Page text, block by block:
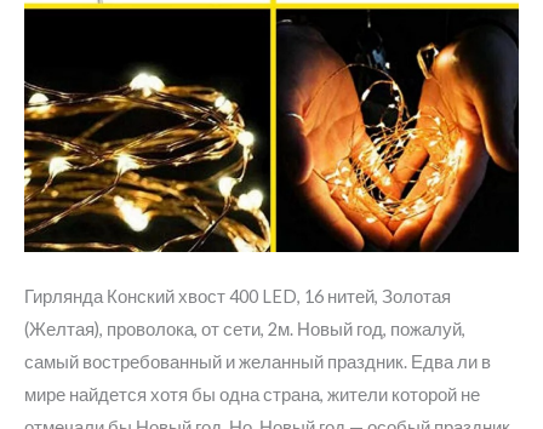
Гирлянда Конский хвост 400 LED, 16 нитей, Золотая
(Желтая), проволока, от сети, 2м. Новый год, пожалуй,
самый востребованный и желанный праздник. Едва ли в
мире найдется хотя бы одна страна, жители которой не